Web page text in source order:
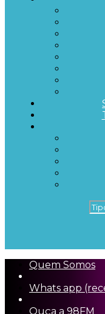
Quem Somos
Whats app
Ouça a 98FM